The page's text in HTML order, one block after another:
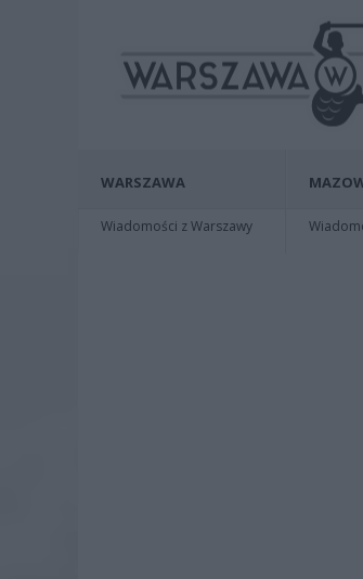
WARSZAWA
Wiadomości z Warszawy